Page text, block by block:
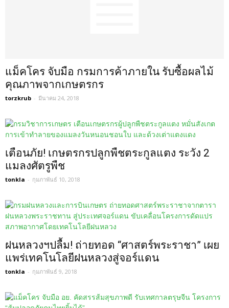
แม็คโคร จับมือ กรมการค้าภายใน รับซื้อผลไม้
คุณภาพจากเกษตรกร
torzkrub - มีนาคม 24, 2018
เตือนภัย! เกษตรกรปลูกพืชตระกูลแตง ระวัง 2
แมลงศัตรูพืช
tonkla - กุมภาพันธ์ 10, 2018
ฝนหลวงฯปลื้ม! ถ่ายทอด “ศาสตร์พระราชา” เผย
แพร่เทคโนโลยีฝนหลวงสู่จอร์แดน
tonkla - กุมภาพันธ์ 9, 2018